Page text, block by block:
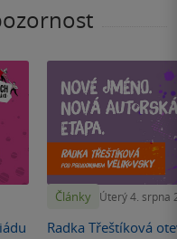
Články Úterý 4. srpna
Radka Třeštíková